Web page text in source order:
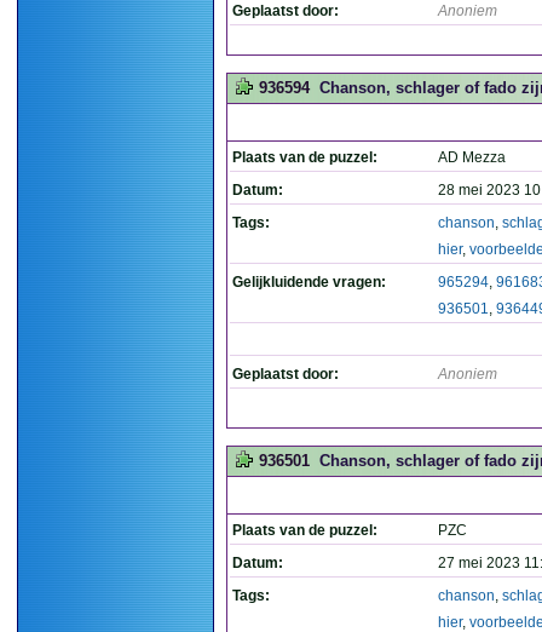
Geplaatst door: Anoniem
936594 Chanson, schlager of fado
Plaats van de puzzel:
AD Mezza
Datum:
28 mei 2023
Tags:
chanson,
hier,
Gelijkluidende vragen:
965294,
936501,
Geplaatst door: Anoniem
936501 Chanson, schlager of fado
Plaats van de puzzel:
PZC
Datum:
27 mei 2023
Tags:
chanson,
hier,